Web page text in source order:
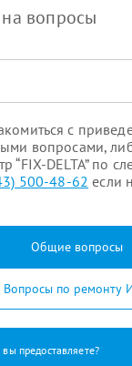
на вопросы
с
вопросами,
“FIX-DELTA” по
500-48-62 если
Общие вопросы
Вопросы по ремонту
предоставляете?